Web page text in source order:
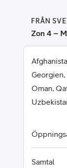
Hörlurar
Apple
Samsung
FRÅN
Zon 4 –
Georgien,
Oman,
Samtal